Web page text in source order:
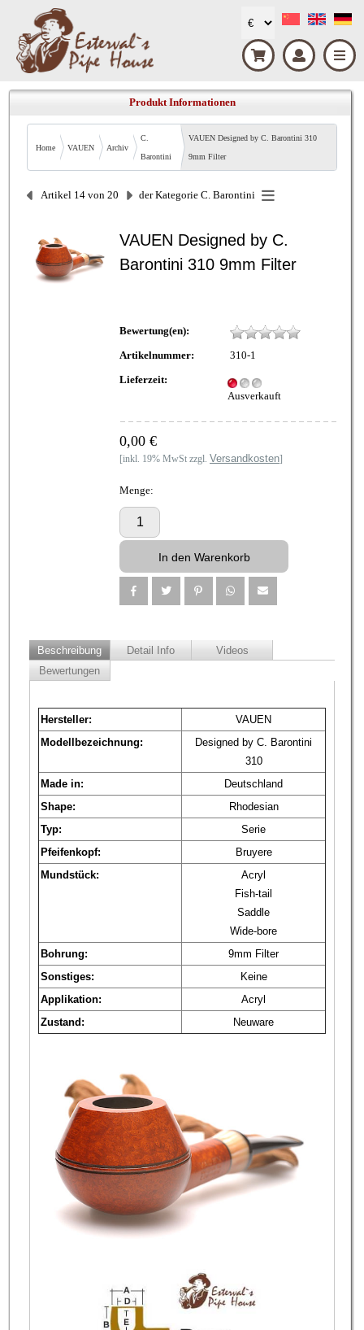
Produkt Informationen
Home VAUEN Archiv
C.
Barontini
VAUEN Designed by C. Barontini 310
9mm Filter
Artikel 14 von 20 der Kategorie C. Barontini
VAUEN Designed by C.
Barontini 310 9mm Filter
Bewertung(en):
Artikelnummer:
310-1
Lieferzeit:
Ausverkauft
0,00 €
[inkl. 19% MwSt zzgl. Versandkosten]
Menge:
Beschreibung Detail Info
Videos
Bewertungen
Hersteller:
VAUEN
Modellbezeichnung:
Designed by C. Barontini
310
Made in:
Deutschland
Shape:
Rhodesian
Typ:
Serie
Pfeifenkopf:
Bruyere
Mundstück:
Acryl
Fish-tail
Saddle
Wide-bore
Bohrung:
9mm Filter
Sonstiges:
Keine
Applikation:
Acryl
Zustand:
Neuware